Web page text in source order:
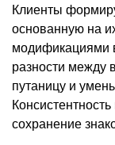
Клиенты
основанную на
модификациями
разности между
путаницу и
сохранение